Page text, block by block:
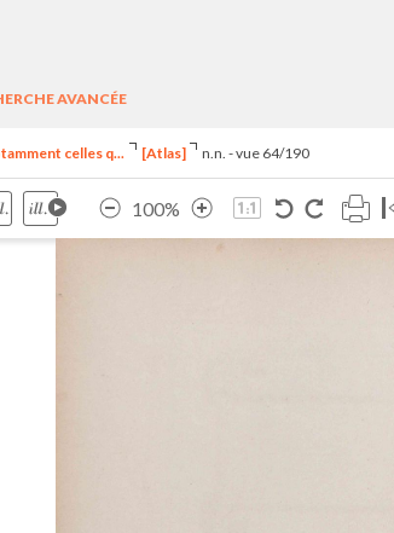
AVANCÉE
celles q... [Atlas] n.n. - vue 64/190
100%